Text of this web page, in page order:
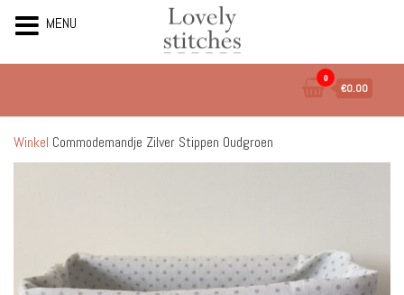
de
inhoud
0
€0.00
Winkel Commodemandje Zilver Stippen Oudgroen
MENU